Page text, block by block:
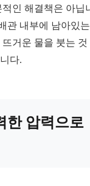
인 해결책은 아닙
관 내부에 남아있
거운 물을 붓는 것
다.
한 압력으로